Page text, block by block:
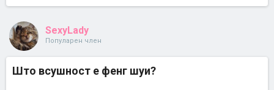
SexyLady
Популарен член
Што всушност е фенг шуи?